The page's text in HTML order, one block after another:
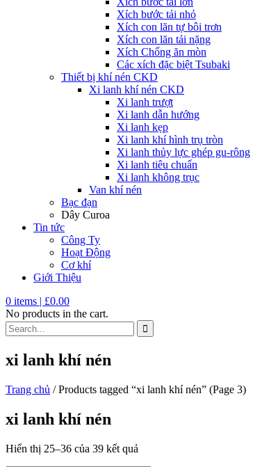
Xích bước tải nhỏ
Xích con lăn tự bôi trơn
Xích con lăn tải nặng
Xích Chống ăn mòn
Các xích đặc biệt Tsubaki
Thiết bị khí nén CKD
Xi lanh khí nén CKD
Xi lanh trượt
Xi lanh dẫn hướng
Xi lanh kẹp
Xi lanh khí hình trụ tròn
Xi lanh thủy lực ghép gu-rông
Xi lanh tiêu chuẩn
Xi lanh không trục
Van khí nén
Bạc đạn
Dây Curoa
Tin tức
Công Ty
Hoạt Động
Cơ khí
Giới Thiệu
0 items | £0.00
No products in the cart.
xi lanh khí nén
Trang chủ / Products tagged “xi lanh khí nén” (Page 3)
xi lanh khí nén
Hiển thị 25–36 của 39 kết quả